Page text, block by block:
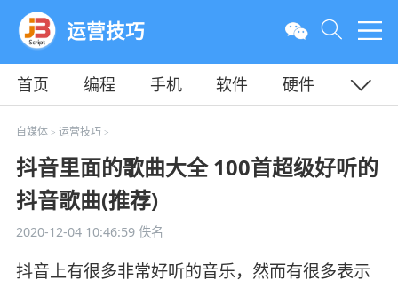
运营技巧
首页 编程 手机 软件
硬件
教程
平面
自媒体> 运营技巧 >
抖音里面的歌曲大全 100首超级好听的
抖音歌曲(推荐)
2020-12-04 10:46:59佚名
抖音上有很多非常好听的音乐，然而有很多表示